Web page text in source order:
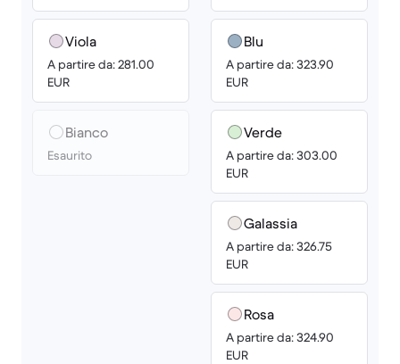
Viola
A partire da: 281.00
EUR
Bianco
Esaurito
Blu
A partire da: 323.90
EUR
Verde
A partire da: 303.00
EUR
Galassia
A partire da: 326.75
EUR
Rosa
A partire da: 324.90
EUR